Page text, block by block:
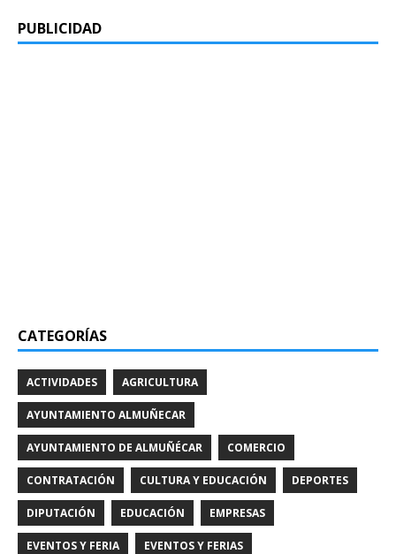
PUBLICIDAD
CATEGORÍAS
ACTIVIDADES AGRICULTURA
AYUNTAMIENTO ALMUÑECAR
AYUNTAMIENTO DE ALMUÑÉCAR COMERCIO
CONTRATACIÓN CULTURA Y EDUCACIÓN DEPORTES
DIPUTACIÓN EDUCACIÓN EMPRESAS
EVENTOS Y FERIA EVENTOS Y FERIAS